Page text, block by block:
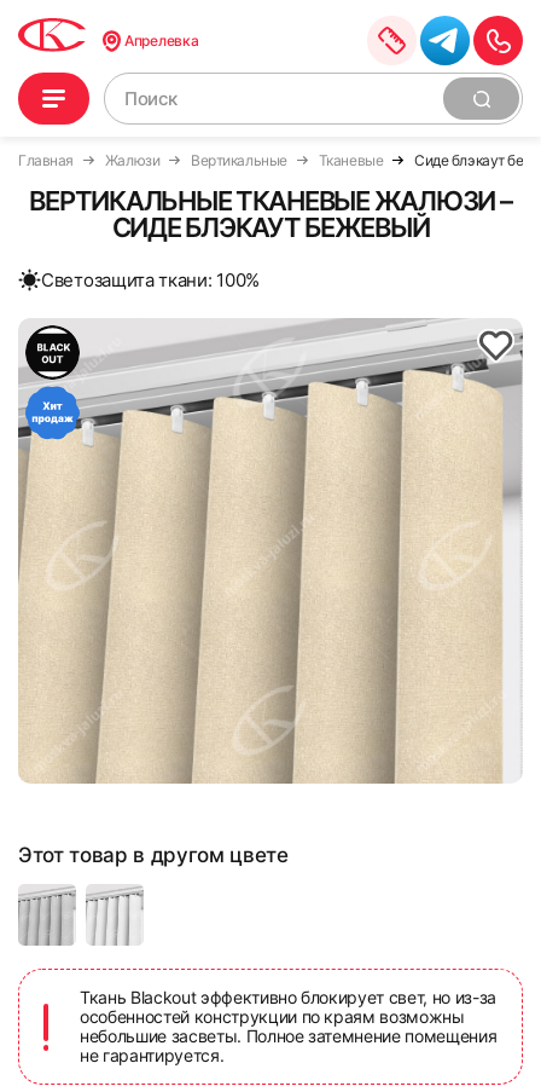
Апрелевка
Главная Жалюзи Вертикальные Тканевые Сиде блэкаут
ВЕРТИКАЛЬНЫЕ ТКАНЕВЫЕ ЖАЛЮЗИ –
СИДЕ БЛЭКАУТ БЕЖЕВЫЙ
Cветозащита ткани: 100%
Этот товар в другом цвете
Ткань Blackout эффективно блокирует свет, но из-за
особенностей конструкции по краям возможны
небольшие засветы. Полное затемнение помещения
не гарантируется.